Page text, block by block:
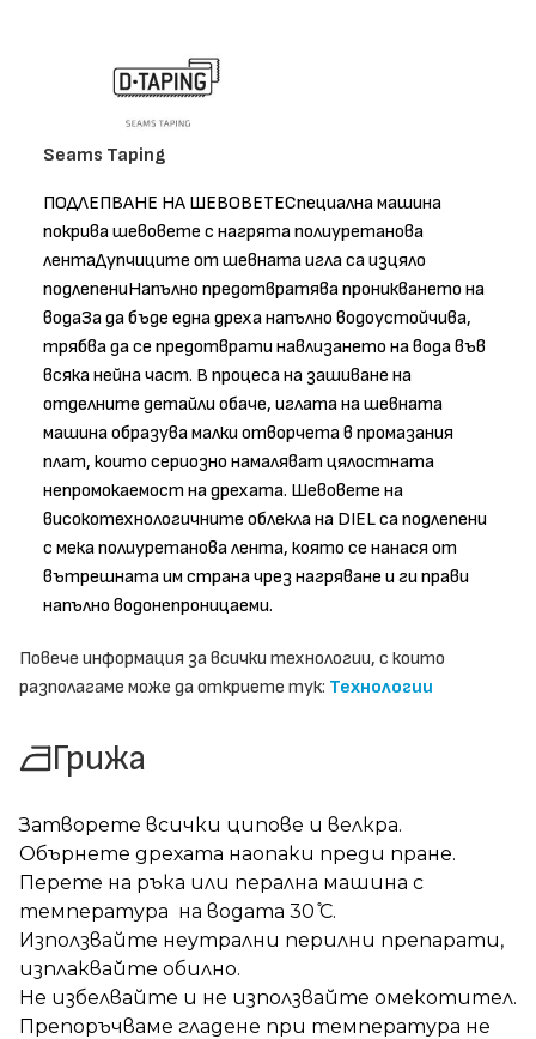
Seams Taping
ПОДЛЕПВАНЕ НА ШЕВОВЕТЕСпециална машина
покрива шевовете с нагрята полиуретанова
лентаДупчиците от шевната игла са изцяло
подлепениНапълно предотвратява проникването на
водаЗа да бъде една дреха напълно водоустойчива,
трябва да се предотврати навлизането на вода във
всяка нейна част. В процеса на зашиване на
отделните детайли обаче, иглата на шевната
машина образува малки отворчета в промазания
плат, които сериозно намаляват цялостната
непромокаемост на дрехата. Шевовете на
високотехнологичните облекла на DIEL са подлепени
с мека полиуретанова лента, която се нанася от
вътрешната им страна чрез нагряване и ги прави
напълно водонепроницаеми.
Повече информация за всички технологии, с които
разполагаме може да откриете тук: Технологии
Грижа
Затворете всички ципове и велкра.
Обърнете дрехата наопаки преди пране.
Перете на ръка или перална машина с
температура на водата 30 ̊С.
Използвайте неутрални перилни препарати,
изплаквайте обилно.
Не избелвайте и не използвайте омекотител.
Препоръчваме гладене при температура не